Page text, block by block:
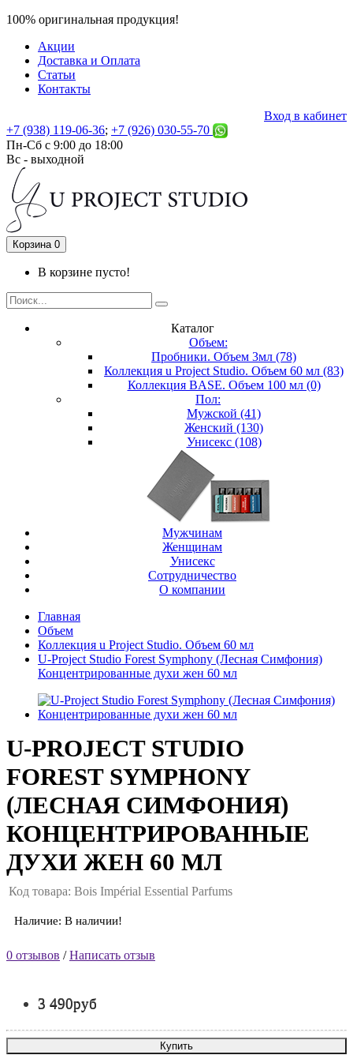
100% оригинальная продукция!
Акции
Доставка и Оплата
Статьи
Контакты
Вход в кабинет
+7 (938) 119-06-36; +7 (926) 030-55-70
Пн-Сб с 9:00 до 18:00
Вс - выходной
Корзина 0
В корзине пусто!
Каталог
Объем:
Пробники. Объем 3мл (78)
Коллекция u Project Studio. Объем 60 мл (83)
Коллекция BASE. Объем 100 мл (0)
Пол:
Мужской (41)
Женский (130)
Унисекс (108)
Мужчинам
Женщинам
Унисекс
Сотрудничество
О компании
Главная
Объем
Коллекция u Project Studio. Объем 60 мл
U-Project Studio Forest Symphony (Лесная Симфония)
Концентрированные духи жен 60 мл
U-PROJECT STUDIO
FOREST SYMPHONY
(ЛЕСНАЯ СИМФОНИЯ)
КОНЦЕНТРИРОВАННЫЕ
ДУХИ ЖЕН 60 МЛ
Код товара: Bois Impérial Essential Parfums
Наличие: В наличии!
0 отзывов /Написать отзыв
3 490руб
Купить